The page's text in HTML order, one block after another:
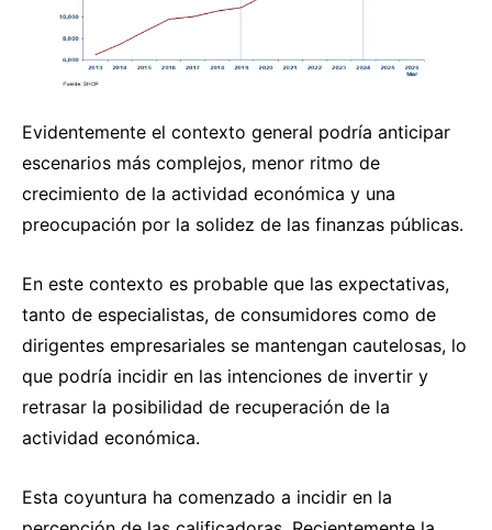
Evidentemente el contexto general podría anticipar
escenarios más complejos, menor ritmo de
crecimiento de la actividad económica y una
preocupación por la solidez de las finanzas públicas.
En este contexto es probable que las expectativas,
tanto de especialistas, de consumidores como de
dirigentes empresariales se mantengan cautelosas, lo
que podría incidir en las intenciones de invertir y
retrasar la posibilidad de recuperación de la
actividad económica.
Esta coyuntura ha comenzado a incidir en la